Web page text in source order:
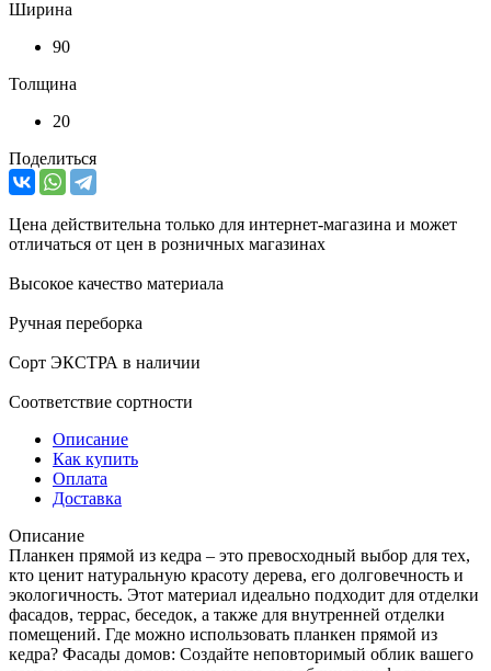
Ширина
90
Толщина
20
Поделиться
Цена действительна только для интернет-магазина и может
отличаться от цен в розничных магазинах
Высокое качество материала
Ручная переборка
Сорт ЭКСТРА в наличии
Соответствие сортности
Описание
Как купить
Оплата
Доставка
Описание
Планкен прямой из кедра – это превосходный выбор для тех,
кто ценит натуральную красоту дерева, его долговечность и
экологичность. Этот материал идеально подходит для отделки
фасадов, террас, беседок, а также для внутренней отделки
помещений. Где можно использовать планкен прямой из
кедра? Фасады домов: Создайте неповторимый облик вашего